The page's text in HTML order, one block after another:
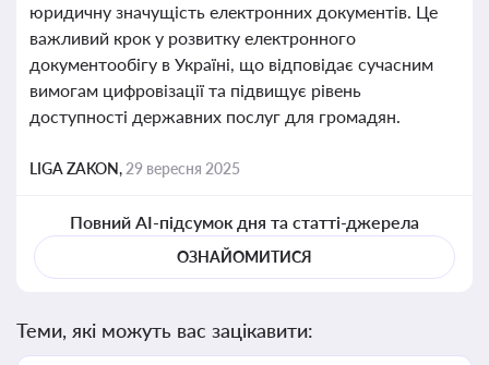
юридичну значущість електронних документів. Це
важливий крок у розвитку електронного
документообігу в Україні, що відповідає сучасним
вимогам цифровізації та підвищує рівень
доступності державних послуг для громадян.
LIGA ZAKON, 29 вересня 2025
Повний AI-підсумок дня та статті-джерела
ОЗНАЙОМИТИСЯ
Теми, які можуть вас зацікавити: